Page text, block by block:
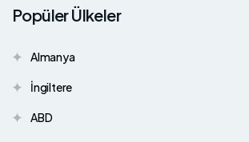
Popüler Ülkeler
Almanya
İngiltere
ABD